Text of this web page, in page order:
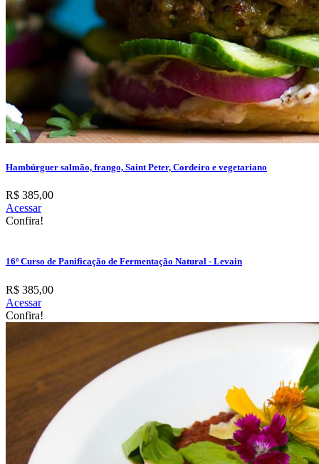
Hambúrguer salmão, frango, Saint Peter, Cordeiro e vegetariano
R$ 385,00
Acessar
Confira!
16º Curso de Panificação de Fermentação Natural - Levain
R$ 385,00
Acessar
Confira!